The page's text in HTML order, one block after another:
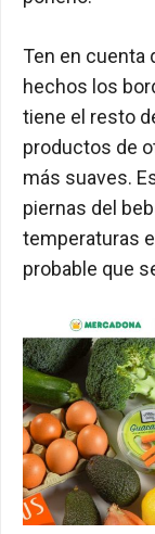
Ten en cuenta
hechos los
tiene el resto
productos de
más suaves.
piernas del
temperaturas
probable que